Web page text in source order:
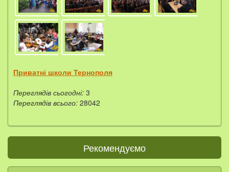
Приватні школи Тернополя
Переглядів сьогодні: 3
Переглядів всього: 28042
Рекомендуємо